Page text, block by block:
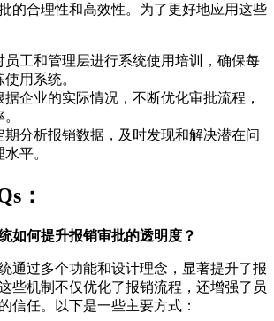
的合理性和高效性。为了更好地应用这些
员工和管理层进行系统使用培训，确保每
用系统。
据企业的实际情况，不断优化审批流程，
期分析报销数据，及时发现和解决潜在问
平。
：
如何提升报销审批的透明度？
通过多个功能和设计理念，显著提升了报
些机制不仅优化了报销流程，还增强了员
信任。以下是一些主要方式：